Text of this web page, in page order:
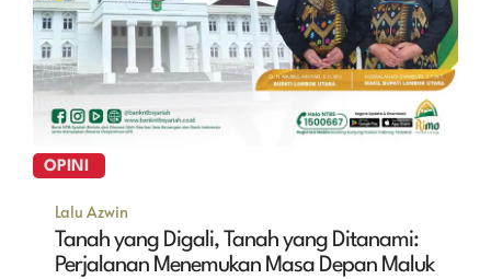
OPINI
Lalu Azwin
Tanah yang Digali, Tanah yang Ditanami:
Perjalanan Menemukan Masa Depan Maluk